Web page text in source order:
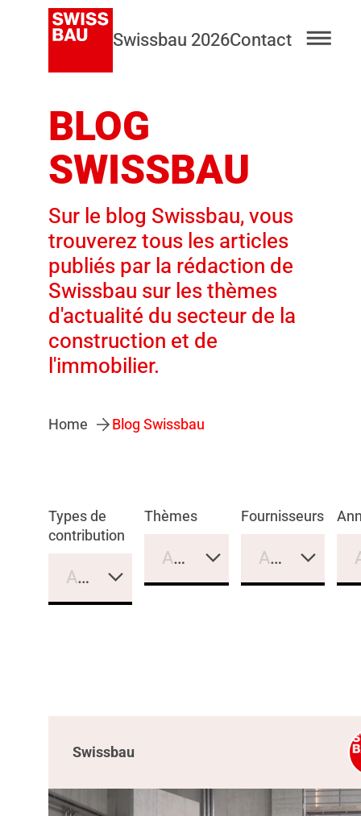
Swissbau 2026Contact
BLOG
SWISSBAU
Sur le blog Swissbau, vous
trouverez tous les articles
publiés par la rédaction de
Swissbau sur les thèmes
d'actualité du secteur de la
construction et de
l'immobilier.
Home Blog Swissbau
Types de
contribution
Aucune sélection
Thèmes
Aucune sélection
Fournisseurs
Aucune
Swissbau